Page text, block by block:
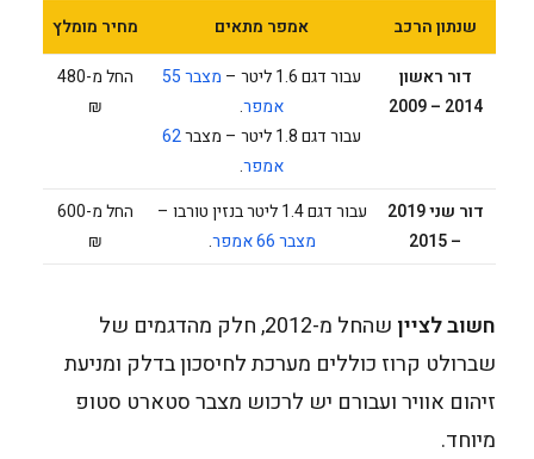
שנתון הרכב אמפר מתאים
מחיר מומלץ
דור ראשון
2014 – 2009
עבור דגם 1.6 ליטר –
מצבר 55
אמפר.
עבור דגם 1.8 ליטר – מצבר
62
אמפר.
החל מ-480
₪
דור שני 2019
– 2015
עבור דגם 1.4 ליטר בנזין טורבו –
מצבר 66 אמפר
.
החל מ-600
₪
חשוב לציין
שהחל מ-2012, חלק מהדגמים של
שברולט קרוז כוללים מערכת לחיסכון בדלק ומניעת
זיהום אוויר ועבורם יש לרכוש מצבר סטארט סטופ
מיוחד.